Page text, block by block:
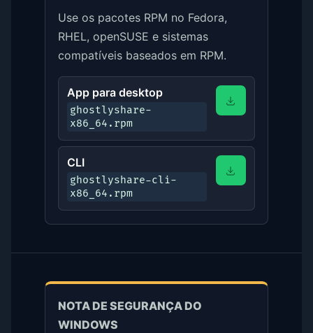
Use os pacotes RPM no Fedora,
RHEL, openSUSE e sistemas
compatíveis baseados em RPM.
App para desktop
ghostlyshare-
x86_64.rpm
CLI
ghostlyshare-cli-
x86_64.rpm
NOTA DE SEGURANÇA DO
WINDOWS